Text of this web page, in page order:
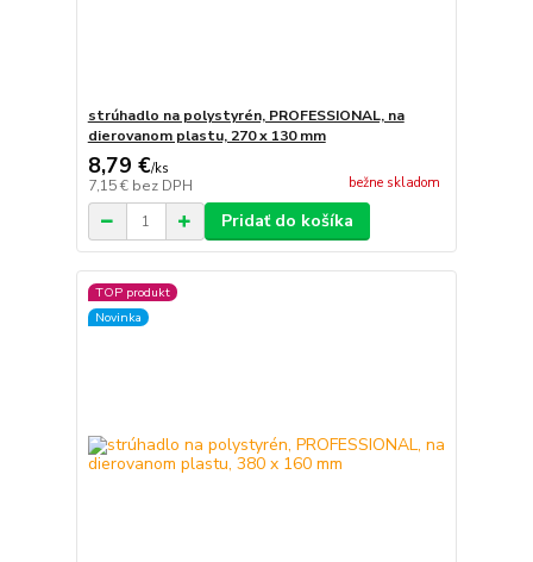
strúhadlo na polystyrén, PROFESSIONAL, na
dierovanom plastu, 270 x 130 mm
8,79 €/ks
7,15 € bez DPH bežne skladom
Pridať do košíka
TOP produkt
Novinka